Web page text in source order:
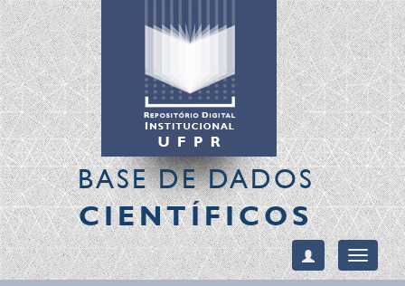
BASE DE DADOS
CIENTÍFICOS
Toggle